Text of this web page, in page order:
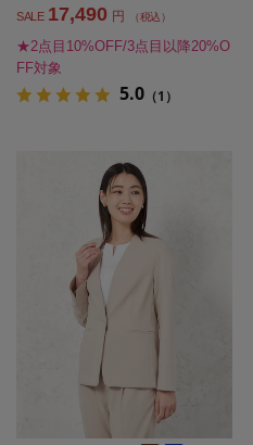
SALE 17,490 円 （税込）
★2点目10%OFF/3点目以降20%O
FF対象
5.0 （1）